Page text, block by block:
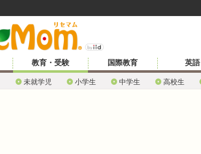
教育・受験
未就学児 小学生 中学生 高校生
国際教育 英語